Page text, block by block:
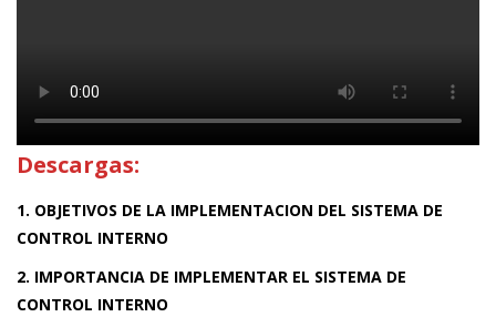
Descargas:
1. OBJETIVOS DE LA IMPLEMENTACION DEL SISTEMA DE
CONTROL INTERNO
2. IMPORTANCIA DE IMPLEMENTAR EL SISTEMA DE
CONTROL INTERNO